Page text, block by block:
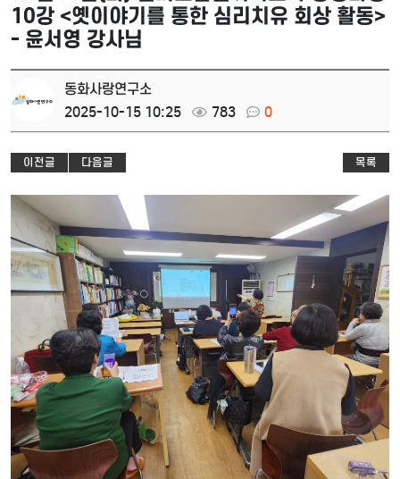
10강 <옛이야기를 통한 심리치유 회상 활동>
- 윤서영 강사님
동화사랑연구소
2025-10-15 10:25
783 0
이전글 다음글 목록